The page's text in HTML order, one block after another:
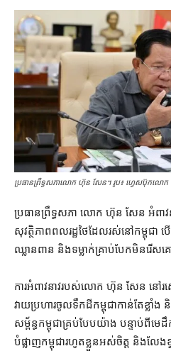
ប្រធានព្រឹទ្ធសភា​លោក ហ៊ុន សែន។ រូប៖ ហ្វេសប៊ុកលោ
ប្រធាន​ព្រឹទ្ធសភា លោក ហ៊ុន សែន អំពាវនា
សុវត្ថិភាព​ពលរដ្ឋ​ថៃ​ដែល​រស់នៅ​កម្ពុជា
ឈ្លានពាន និង​ទម្លាក់​គ្រាប់បែក​មិន​រើស​
ការ​អំពាវនាវ​របស់​លោក ហ៊ុន សែន នៅ​
វាយប្រហារ​ចូល​ទឹកដី​កម្ពុជា​កាន់តែ​ខ្លាំង
សម្ព័ន្ធ​កម្ពុជា​គ្រប់បែបយ៉ាង បន្ទាប់ពី​មេ
បំផ្លាញ​កម្ពុជា​រហូត​ខ្លួន​អស់ចិត្ត និង​លែង​ខ្